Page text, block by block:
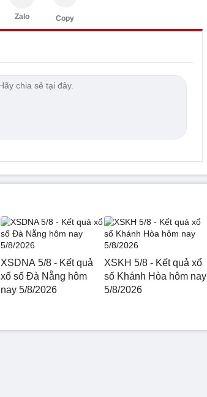
Zalo Copy
XSDNA 5/8 - Kết quả
xổ số Đà Nẵng hôm
nay 5/8/2026
XSKH 5/8 - Kết quả xổ
số Khánh Hòa hôm nay
5/8/2026